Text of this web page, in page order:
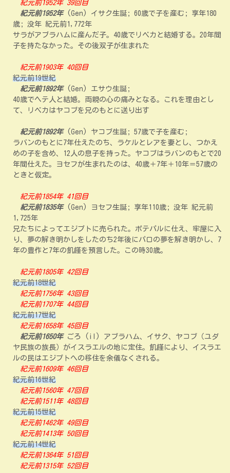
紀元前1952年 39回目
紀元前1952年 (Gen) イサク生誕; 60歳で子を産む; 享年180
歳; 没年 紀元前1,772年
サラがアブラハムに産んだ子。40歳でリベカと結婚する。20年間
子を持たなかった。その後双子が生まれた
紀元前1903年 40回目
紀元前19世紀
紀元前1892年 (Gen) エサウ生誕;
40歳でヘテ人と結婚。両親の心の痛みとなる。これを理由とし
て、リベカはヤコブを兄のもとに送り出す
紀元前1892年 (Gen) ヤコブ生誕; 57歳で子を産む;
ラバンのもとに7年仕えたのち、ラケルとレアを妻とし、つかえ
めの子を含め、12人の息子を持った。ヤコブはラバンのもとで20
年間仕えた。ヨセフが生まれたのは、40歳＋7年＋10年＝57歳の
ときと仮定。
紀元前1854年 41回目
紀元前1835年 (Gen) ヨセフ生誕; 享年110歳; 没年 紀元前
1,725年
兄たちによってエジプトに売られた。ポテパルに仕え、牢屋に入
り、夢の解き明かしをしたのち2年後にパロの夢を解き明かし、7
年の豊作と7年の飢饉を預言した。この時30歳。
紀元前1805年 42回目
紀元前18世紀
紀元前1756年 43回目
紀元前1707年 44回目
紀元前17世紀
紀元前1658年 45回目
紀元前1650年 ごろ (il) アブラハム、イサク、ヤコブ（ユダ
ヤ民族の族長）がイスラエルの地に定住。飢饉により、イスラエ
ルの民はエジプトへの移住を余儀なくされる。
紀元前1609年 46回目
紀元前16世紀
紀元前1560年 47回目
紀元前1511年 48回目
紀元前15世紀
紀元前1462年 49回目
紀元前1413年 50回目
紀元前14世紀
紀元前1364年 51回目
紀元前1315年 52回目